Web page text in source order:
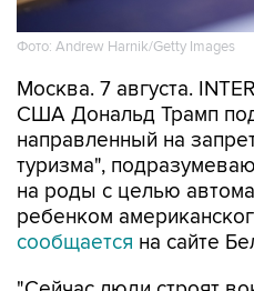
Фото: Andrew Harnik/Getty Images
Москва. 7 августа.
США Дональд Трамп
направленный на
туризма",
на роды с целью
ребенком
сообщается на сайте